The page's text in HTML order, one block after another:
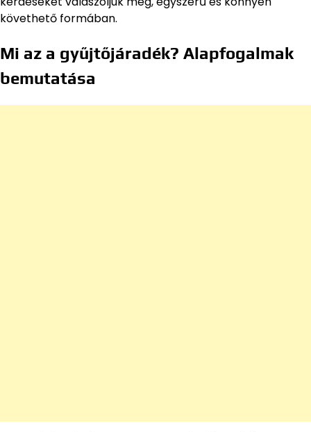
követhető formában.
Mi az a gyűjtőjáradék? Alapfogalmak
bemutatása